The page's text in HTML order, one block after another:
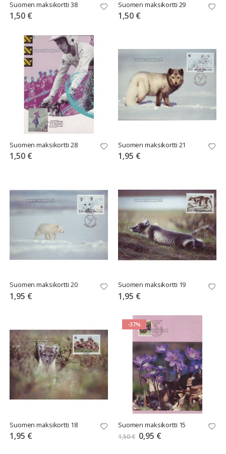
Suomen maksikortti 38
1,50 €
Suomen maksikortti 29
1,50 €
Suomen maksikortti 28
1,50 €
Suomen maksikortti 21
1,95 €
Suomen maksikortti 20
1,95 €
Suomen maksikortti 19
1,95 €
Suomen maksikortti 18
1,95 €
-37%
Suomen maksikortti 15
1,50 € Tarjoushinta
0,95 €